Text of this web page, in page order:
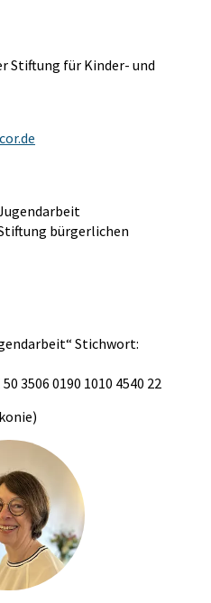
Stiftung für Kinder- und
bürgerlichen
Stichwort:
3506 0190 1010 4540 22